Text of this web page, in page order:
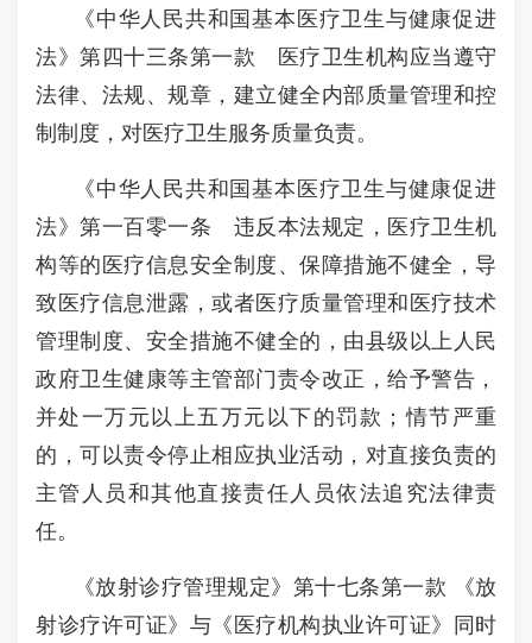
《中华人民共和国基本医疗卫生与健康促进
法》第四十三条第一款 医疗卫生机构应当遵守
法律、法规、规章，建立健全内部质量管理和控
制制度，对医疗卫生服务质量负责。
《中华人民共和国基本医疗卫生与健康促进
法》第一百零一条 违反本法规定，医疗卫生机
构等的医疗信息安全制度、保障措施不健全，导
致医疗信息泄露，或者医疗质量管理和医疗技术
管理制度、安全措施不健全的，由县级以上人民
政府卫生健康等主管部门责令改正，给予警告，
并处一万元以上五万元以下的罚款；情节严重
的，可以责令停止相应执业活动，对直接负责的
主管人员和其他直接责任人员依法追究法律责
任。
《放射诊疗管理规定》第十七条第一款 《放
射诊疗许可证》与《医疗机构执业许可证》同时